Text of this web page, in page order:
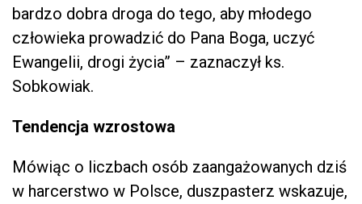
bardzo dobra droga do tego, aby młodego
człowieka prowadzić do Pana Boga, uczyć
Ewangelii, drogi życia” – zaznaczył ks.
Sobkowiak.
Tendencja wzrostowa
Mówiąc o liczbach osób zaangażowanych dziś
w harcerstwo w Polsce, duszpasterz wskazuje,